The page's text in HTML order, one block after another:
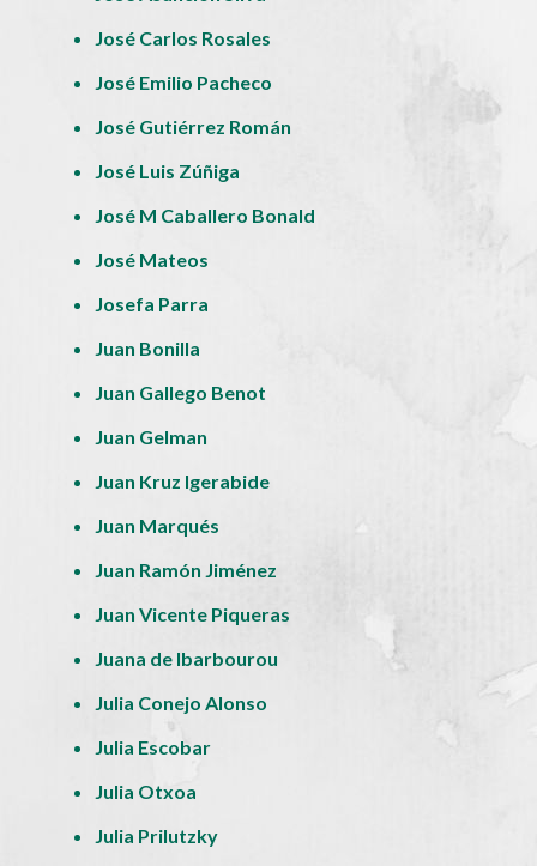
José Carlos Rosales
José Emilio Pacheco
José Gutiérrez Román
José Luis Zúñiga
José M Caballero Bonald
José Mateos
Josefa Parra
Juan Bonilla
Juan Gallego Benot
Juan Gelman
Juan Kruz Igerabide
Juan Marqués
Juan Ramón Jiménez
Juan Vicente Piqueras
Juana de Ibarbourou
Julia Conejo Alonso
Julia Escobar
Julia Otxoa
Julia Prilutzky